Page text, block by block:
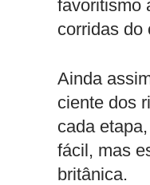
favoritismo
corridas do
Ainda
ciente dos
cada
fácil, mas
britânica.